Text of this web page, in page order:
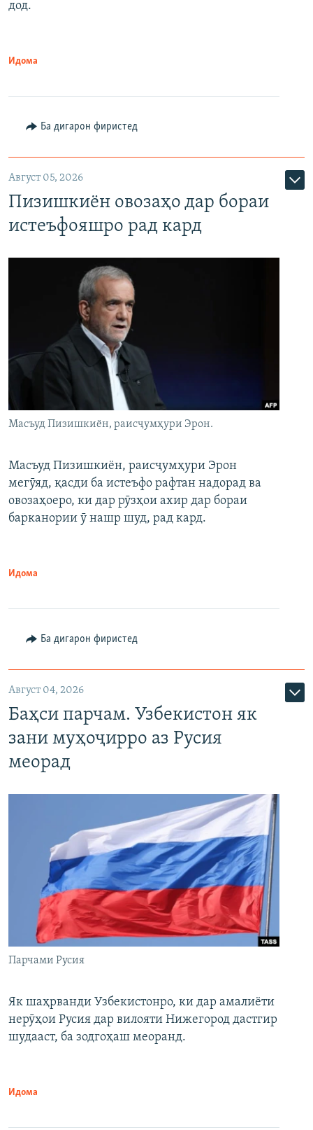
дод.
Идома
Ба дигарон фиристед
Август 05, 2026
Пизишкиён овозаҳо дар бораи
истеъфояшро рад кард
Масъуд Пизишкиён, раисҷумҳури Эрон.
Масъуд Пизишкиён, раисҷумҳури Эрон
мегӯяд, қасди ба истеъфо рафтан надорад ва
овозаҳоеро, ки дар рӯзҳои ахир дар бораи
барканории ӯ нашр шуд, рад кард.
Идома
Ба дигарон фиристед
Август 04, 2026
Баҳси парчам. Узбекистон як
зани муҳоҷирро аз Русия
меорад
Парчами Русия
Як шаҳрванди Узбекистонро, ки дар амалиёти
нерӯҳои Русия дар вилояти Нижегород дастгир
шудааст, ба зодгоҳаш меоранд.
Идома